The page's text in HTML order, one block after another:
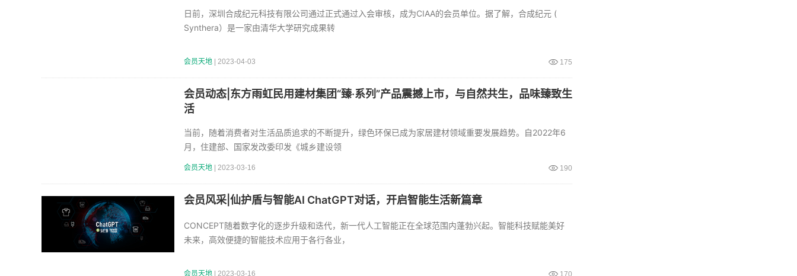
日前，深圳合成纪元科技有限公司通过正式通过入会审核，成为CIAA的会员单位。据了解，合成纪元 (
Synthera）是一家由清华大学研究成果转
会员天地 | 2023-04-03 175
会员动态|东方雨虹民用建材集团“臻·系列”产品震撼上市，与自然共生，品味臻致生
活
当前，随着消费者对生活品质追求的不断提升，绿色环保已成为家居建材领域重要发展趋势。自2022年6
月，住建部、国家发改委印发《城乡建设领
会员天地 | 2023-03-16 190
会员风采|仙护盾与智能AI ChatGPT对话，开启智能生活新篇章
CONCEPT随着数字化的逐步升级和迭代，新一代人工智能正在全球范围内蓬勃兴起。智能科技赋能美好
未来，高效便捷的智能技术应用于各行各业，
会员天地 | 2023-03-16 170